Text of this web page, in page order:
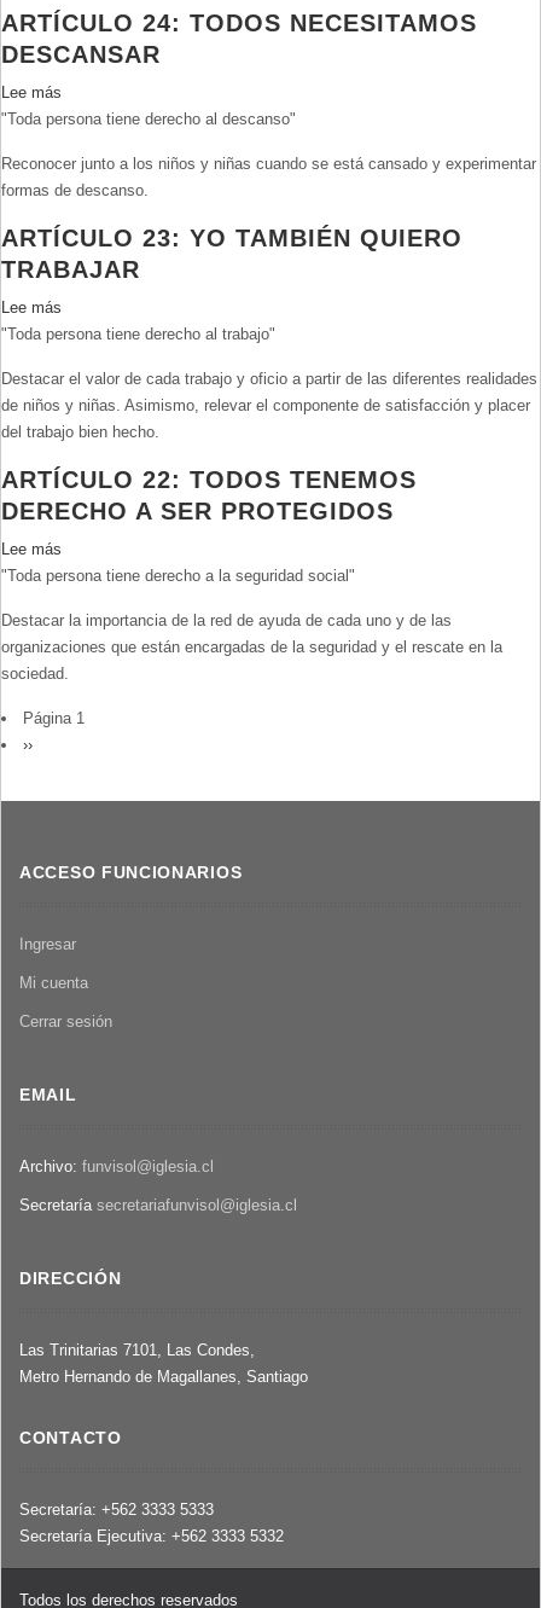
vivir
bien
ARTÍCULO 24: TODOS NECESITAMOS
DESCANSAR
Lee más
Artículo
Todos
necesitamos
descansar
"Toda persona tiene derecho al descanso"
Reconocer junto a los niños y niñas cuando se está cansado y experimentar
formas de descanso.
ARTÍCULO 23: YO TAMBIÉN QUIERO
TRABAJAR
Lee más
Artículo
Yo
también
quiero
trabajar
"Toda persona tiene derecho al trabajo"
Destacar el valor de cada trabajo y oficio a partir de las diferentes realidades
de niños y niñas. Asimismo, relevar el componente de satisfacción y placer
del trabajo bien hecho.
ARTÍCULO 22: TODOS TENEMOS
DERECHO A SER PROTEGIDOS
Lee más
Artículo
Todos
tenemos
derecho
"Toda persona tiene derecho a la seguridad social"
Destacar la importancia de la red de ayuda de cada uno y de las
organizaciones que están encargadas de la seguridad y el rescate en la
sociedad.
PAGINACIÓN
Página 1
Siguiente
››
ACCESO FUNCIONARIOS
Ingresar
Mi cuenta
Cerrar sesión
EMAIL
Archivo: funvisol@iglesia.cl
Secretaría secretariafunvisol@iglesia.cl
DIRECCIÓN
Las Trinitarias 7101, Las Condes,
Metro Hernando de Magallanes, Santiago
CONTACTO
Secretaría: +562 3333 5333
Secretaría Ejecutiva: +562 3333 5332
Todos los derechos reservados